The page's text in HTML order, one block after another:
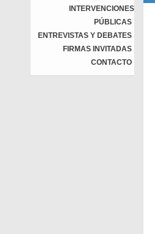
INTERVENCIONES
PÚBLICAS
ENTREVISTAS Y DEBATES
FIRMAS INVITADAS
CONTACTO